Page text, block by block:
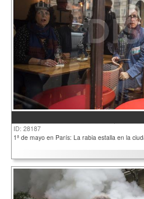
ID: 28187
1ª de mayo en París: La rabia estalla en la